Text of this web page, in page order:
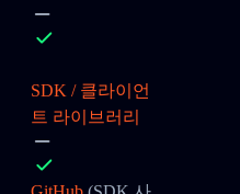
SDK / 클라이언
트 라이브러리